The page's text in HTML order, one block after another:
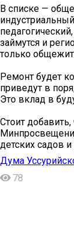
В списке —
займутся и
только
Ремонт будет
приведут в
Это вклад в
Стоит
детских садов
Дума
78